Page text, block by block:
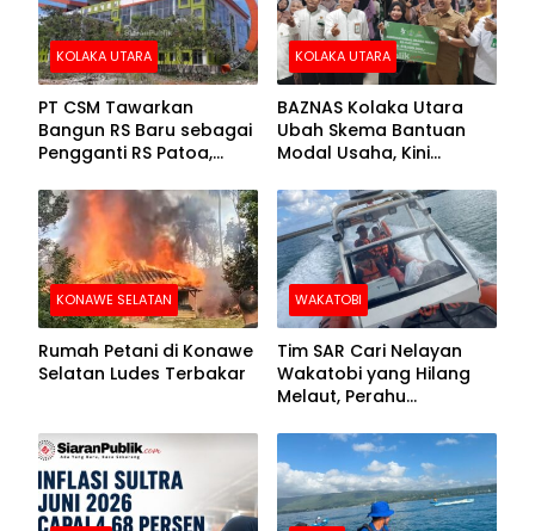
KOLAKA UTARA
PT CSM Tawarkan
Bangun RS Baru sebagai
Pengganti RS Patoa,
Kolut
KOLAKA UTARA
BAZNAS Kolaka Utara
Ubah Skema Bantuan
Modal Usaha, Kini
Barang Senilai Rp419,5
Juta
KONAWE SELATAN
Rumah Petani di Konawe
Selatan Ludes Terbakar
WAKATOBI
Tim SAR Cari Nelayan
Wakatobi yang Hilang
Melaut, Perahu
Kemasukan Air